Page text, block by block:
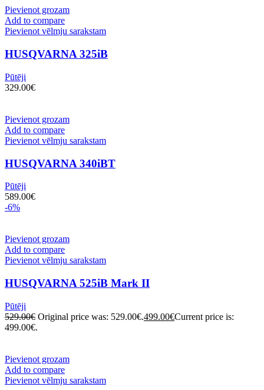
Pievienot grozam
Add to compare
Pievienot vēlmju sarakstam
HUSQVARNA 325iB
Pūtēji
329.00€
Pievienot grozam
Add to compare
Pievienot vēlmju sarakstam
HUSQVARNA 340iBT
Pūtēji
589.00€
-6%
Pievienot grozam
Add to compare
Pievienot vēlmju sarakstam
HUSQVARNA 525iB Mark II
Pūtēji
529.00€ Original price was: 529.00€.499.00€Current price is:
499.00€.
Pievienot grozam
Add to compare
Pievienot vēlmju sarakstam